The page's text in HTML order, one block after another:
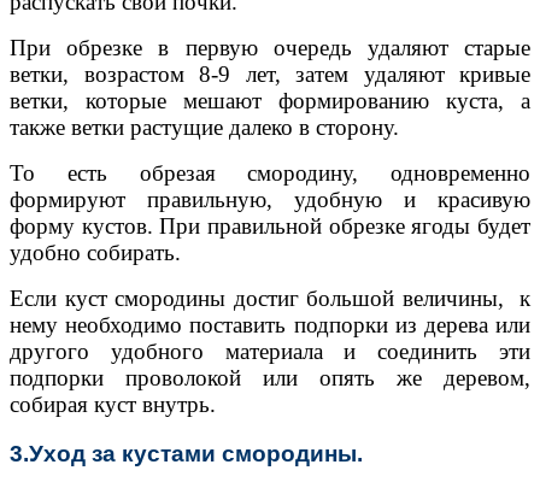
При обрезке в первую очередь удаляют старые
ветки, возрастом 8-9 лет, затем удаляют кривые
ветки, которые мешают формированию куста, а
также ветки растущие далеко в сторону.
То есть обрезая смородину, одновременно
формируют правильную, удобную и красивую
форму кустов. При правильной обрезке ягоды будет
удобно собирать.
Если куст смородины достиг большой величины, к
нему необходимо поставить подпорки из дерева или
другого удобного материала и соединить эти
подпорки проволокой или опять же деревом,
собирая куст внутрь.
3.Уход за кустами смородины.